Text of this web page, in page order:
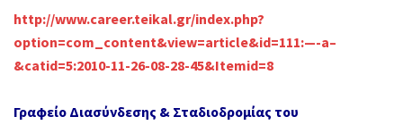
http://www.career.teikal.gr/index.php?
option=com_content&view=article&id=111:—-a–
&catid=5:2010-11-26-08-28-45&Itemid=8
Γραφείο Διασύνδεσης & Σταδιοδρομίας του